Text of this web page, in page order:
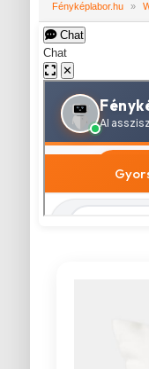
Fényképlabor.hu »
Chat
Chat
✕